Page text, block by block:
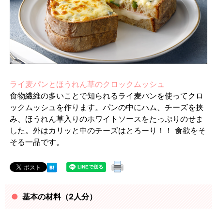
ライ麦パンとほうれん草のクロックムッシュ
食物繊維の多いことで知られるライ麦パンを使ってクロ
ックムッシュを作ります。パンの中にハム、チーズを挟
み、ほうれん草入りのホワイトソースをたっぷりのせま
した。外はカリッと中のチーズはとろーり！！ 食欲をそ
そる一品です。
基本の材料（2人分）